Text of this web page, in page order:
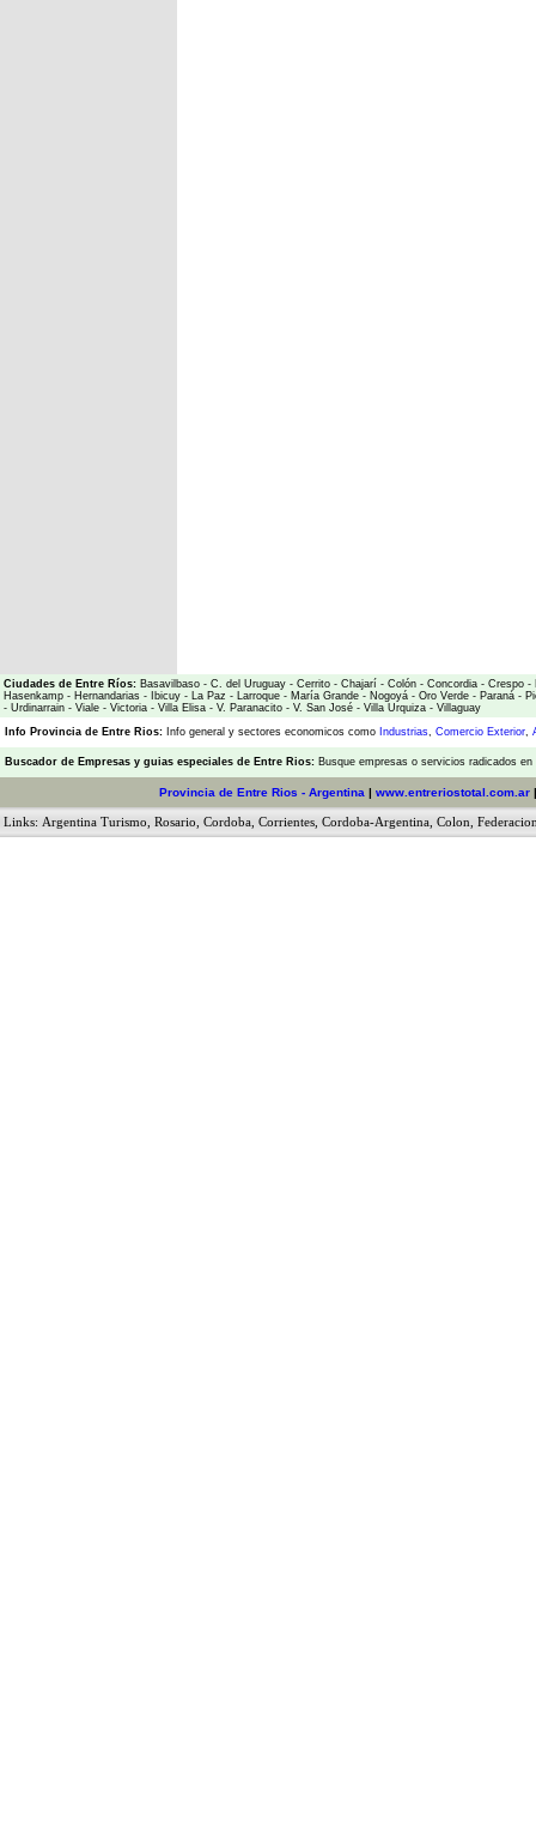
Ciudades de Entre Ríos: Basavilbaso - C. del Uruguay - Cerrito - Chajarí - Colón - Concordia - Crespo -
Hasenkamp - Hernandarias - Ibicuy - La Paz - Larroque - María Grande - Nogoyá - Oro Verde - Paraná -
- Urdinarrain - Viale - Victoria - Villa Elisa - V. Paranacito - V. San José - Villa Urquiza - Villaguay
Info Provincia de Entre Rios: Info general y sectores economicos como Industrias, Comercio Exterior,
Buscador de Empresas y guias especiales de Entre Rios: Busque empresas o servicios radicados
Provincia de Entre Rios - Argentina | www.entreriostotal.com.ar
Links: Argentina Turismo Rosario Cordoba Corrientes Cordoba-Argentina Colon